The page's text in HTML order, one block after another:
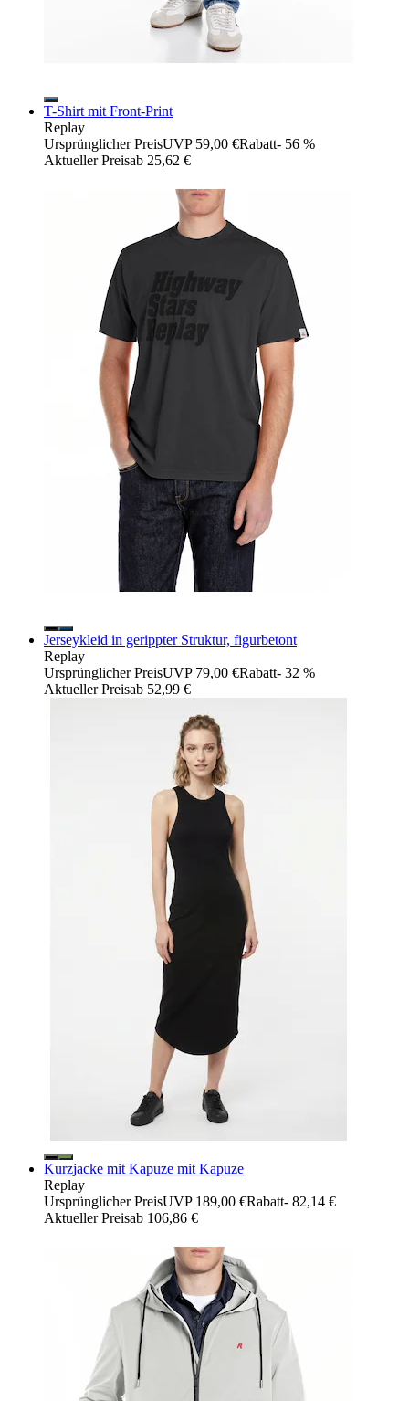
T-Shirt mit Front-Print
Replay
Ursprünglicher PreisUVP 59,00 €Rabatt- 56 %
Aktueller Preisab 25,62 €
Jerseykleid in gerippter Struktur, figurbetont
Replay
Ursprünglicher PreisUVP 79,00 €Rabatt- 32 %
Aktueller Preisab 52,99 €
Kurzjacke mit Kapuze mit Kapuze
Replay
Ursprünglicher PreisUVP 189,00 €Rabatt- 82,14 €
Aktueller Preisab 106,86 €